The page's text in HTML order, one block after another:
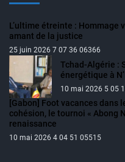
L’ultime étreinte : Hommage
amant de la justice
25 juin 2026 7 07 36 06366
Tchad-Algérie :
énergétique à
10 mai 2026 5 05
[Gabon] Foot vacances dans
cohésion, le tournoi « Abong
renaissance
10 mai 2026 4 04 51 05515